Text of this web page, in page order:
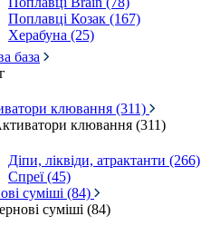
Поплавці Козак (167)
Херабуна (25)
база
клювання (311)
клювання (311)
Діпи, ліквіди, атрактанти (266)
Спреї (45)
суміші (84)
суміші (84)